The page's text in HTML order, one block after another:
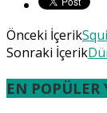
Önceki İçerik
Sonraki İçerik
EN POPÜLER